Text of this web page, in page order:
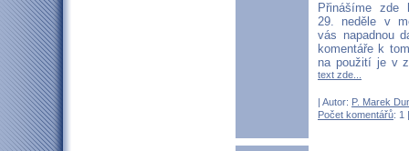
Přinášíme zde
29. neděle v
vás napadnou
komentáře k
na použití je v
text zde...
| Autor: P. Marek
Počet komentářů: 1